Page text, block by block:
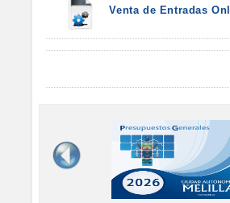
Venta de Entradas